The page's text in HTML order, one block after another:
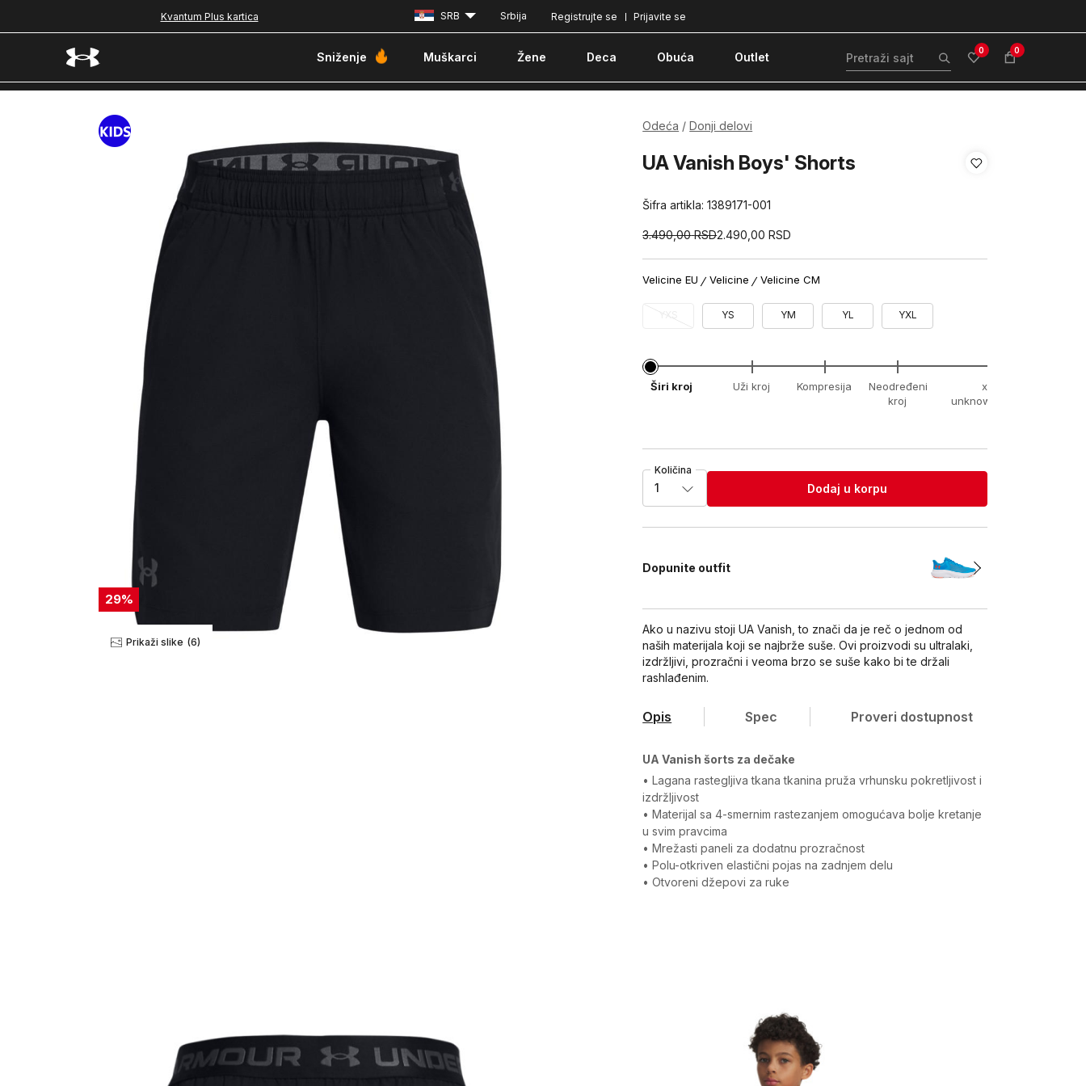
Kvantum Plus kartica Besplatna dostava za porudžbine iznad 6000 dinara Prijavite se
Registrujte se
SRB Srbija
Sniženje Muškarci Žene Deca Obuća Outlet 0 0
29%
Prikaži slike (6)
Odeća Donji delovi
UA Vanish Boys' Shorts
Šifra artikla:1389171-001
3.490,00 RSD2.490,00RSD
Velicine EU Velicine Velicine CM
YS YM YL YXL
Širi kroj Uži kroj Kompresija
Neodređeni
kroj
xx-
unknown
Količina
1 Dodaj u korpu
Dopunite outfit
Ako u nazivu stoji UA Vanish, to znači da je reč o jednom od
naših materijala koji se najbrže suše. Ovi proizvodi su ultralaki,
izdržljivi, prozračni i veoma brzo se suše kako bi te držali
rashlađenim.
Opis Spec Proveri dostupnost
UA Vanish šorts za dečake
• Lagana rastegljiva tkana tkanina pruža vrhunsku pokretljivost i
izdržljivost
• Materijal sa 4-smernim rastezanjem omogućava bolje kretanje
u svim pravcima
• Mrežasti paneli za dodatnu prozračnost
• Polu-otkriven elastični pojas na zadnjem delu
• Otvoreni džepovi za ruke
Bottoms, Širi kroj
Under Armour